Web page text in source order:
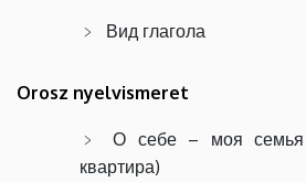
Вид глагола
Orosz nyelvismeret
О себе – моя
квартира)